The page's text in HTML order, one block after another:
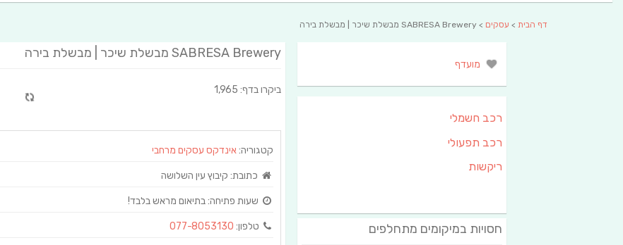
דף הבית > עסקים > SABRESA Brewery מבשלת שיכר | מבשלת בירה
SABRESA Brewery מבשלת שיכר | מבשלת בירה
ביקרו בדף: 1,965
קטגוריה:אינדקס עסקים מרחבי
כתובת: קיבוץ עין השלושה
שעות פתיחה:בתיאום מראש בלבד!
טלפון: 077-8053130
מועדף
רכב חשמלי
רכב תפעולי
ריקשות
חסויות במיקומים מתחלפים